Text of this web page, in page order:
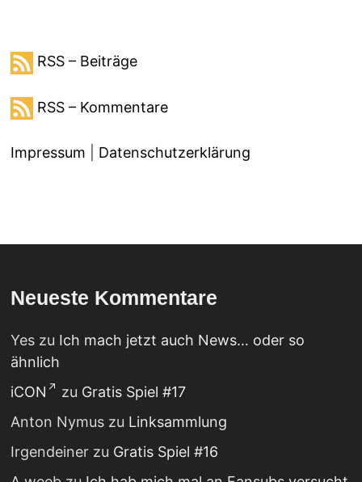
RSS – Beiträge
RSS – Kommentare
Impressum Datenschutzerklärung
Neueste Kommentare
Yeszu Ich mach jetzt auch News… oder so
ähnlich
iCON
zu Gratis Spiel #17
Anton Nymuszu Linksammlung
Irgendeinerzu Gratis Spiel #16